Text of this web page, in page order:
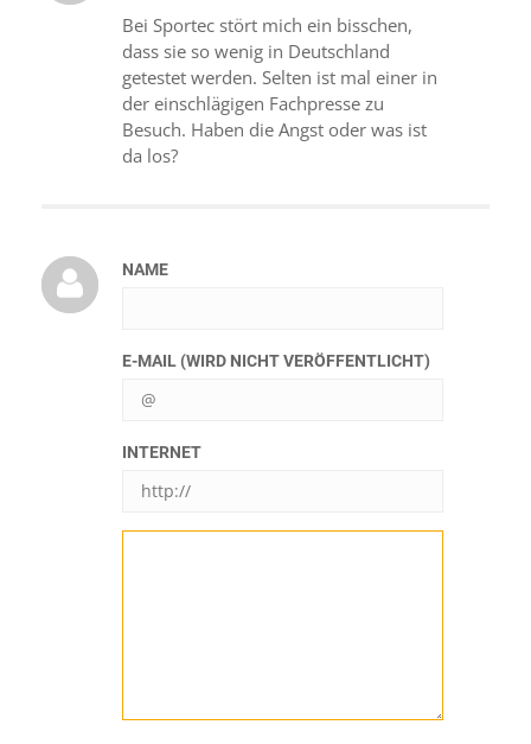
Bei Sportec stört mich ein bisschen,
dass sie so wenig in Deutschland
getestet werden. Selten ist mal einer in
der einschlägigen Fachpresse zu
Besuch. Haben die Angst oder was ist
da los?
NAME
E-MAIL (WIRD NICHT VERÖFFENTLICHT)
INTERNET